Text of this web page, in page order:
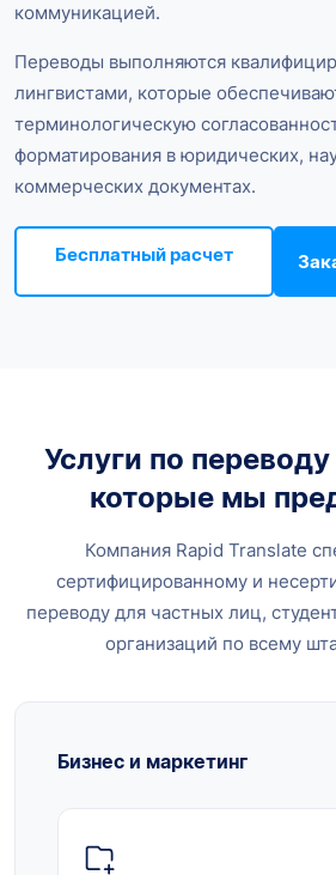
коммуникацией.
Переводы выполняются
лингвистами, которые
терминологическую
форматирования в юридических,
коммерческих документах.
Бесплатный расчет
Услуги по
которые мы
Компания Rapid Translate
сертифицированному и
переводу для частных лиц,
организаций по всему
Бизнес и маркетинг